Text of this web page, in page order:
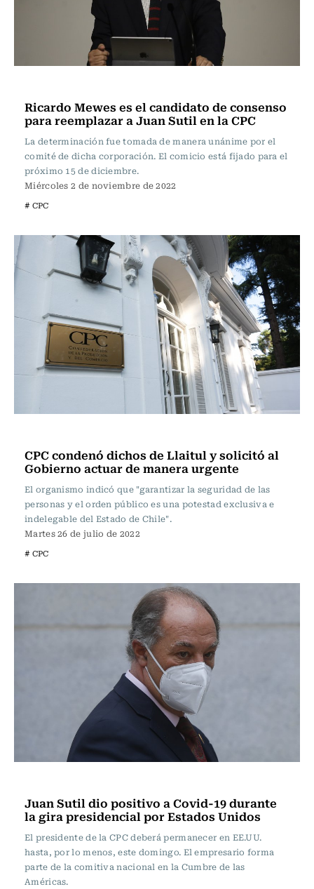
Ricardo Mewes es el candidato de consenso
para reemplazar a Juan Sutil en la CPC
La determinación fue tomada de manera unánime por el
comité de dicha corporación. El comicio está fijado para el
próximo 15 de diciembre.
Miércoles 2 de noviembre de 2022
# CPC
CPC condenó dichos de Llaitul y solicitó al
Gobierno actuar de manera urgente
El organismo indicó que "garantizar la seguridad de las
personas y el orden público es una potestad exclusiva e
indelegable del Estado de Chile".
Martes 26 de julio de 2022
# CPC
Juan Sutil dio positivo a Covid-19 durante
la gira presidencial por Estados Unidos
El presidente de la CPC deberá permanecer en EE.UU.
hasta, por lo menos, este domingo. El empresario forma
parte de la comitiva nacional en la Cumbre de las
Américas.